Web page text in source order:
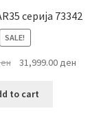
серија 73342
SALE!
Original
was:
31,999.00денCurrent
to cart